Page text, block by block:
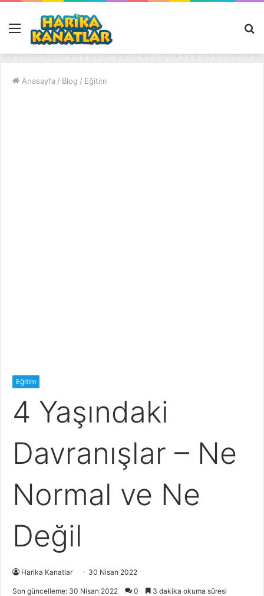
Menü
...
Anasayfa / Blog / Eğitim
Eğitim
4 Yaşındaki
Davranışlar – Ne
Normal ve Ne
Değil
Harika Kanatlar 30 Nisan 2022
Son güncelleme: 30 Nisan 2022 0 3 dakika okuma süresi